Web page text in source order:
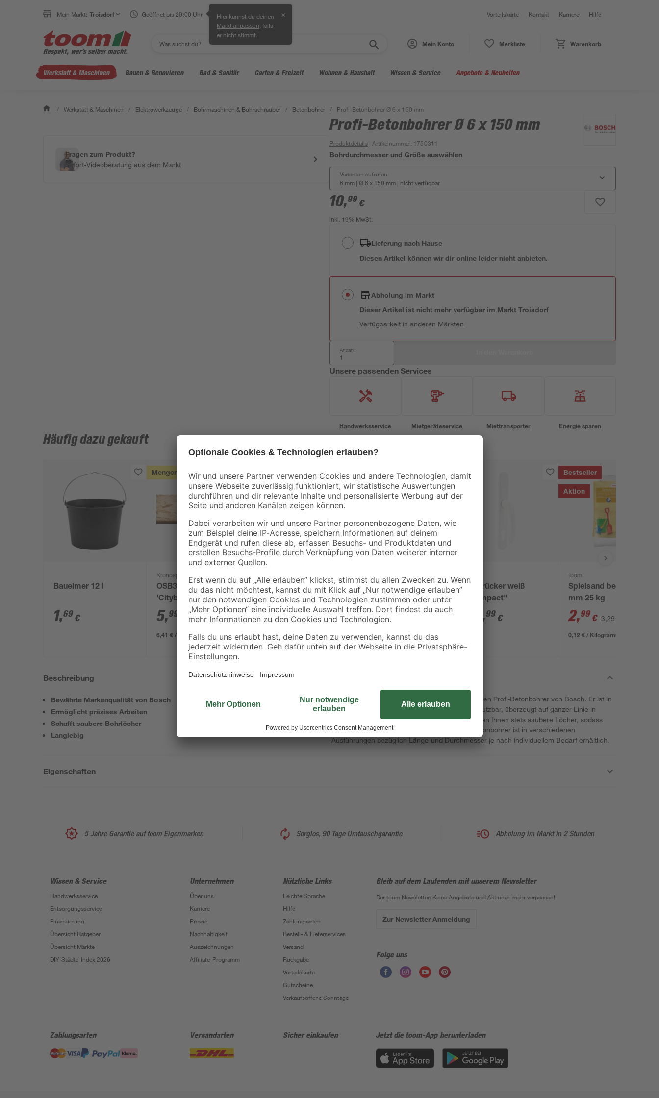
Mein Markt: Troisdorf Geöffnet bis 20:00 Uhr Hier kannst du deinen
Markt anpassen , falls
er nicht stimmt.
✕ Vorteilskarte Kontakt Karriere Hilfe
Mein Konto Merkliste Warenkorb
Werkstatt & Maschinen Bauen & Renovieren Bad & Sanitär Garten & Freizeit Wohnen & Haushalt Wissen & Service Angebote & Neuheiten
/ Werkstatt & Maschinen / Elektrowerkzeuge / Bohrmaschinen & Bohrschrauber / Betonbohrer / Profi-Betonbohrer Ø 6 x 150 mm
Fragen zum Produkt?
Sofort-Videoberatung aus dem Markt
Profi-Betonbohrer Ø 6 x 150 mm
Produktdetails | Artikelnummer: 1750311
Bohrdurchmesser und Größe auswählen
Varianten aufrufen:
6 mm | Ø 6 x 150 mm | nicht verfügbar
10,99 €
inkl. 19% MwSt.
Lieferung nach Hause
Diesen Artikel können wir dir online leider nicht anbieten.
Abholung im Markt
Dieser Artikel ist nicht mehr verfügbar im Markt Troisdorf
Verfügbarkeit in anderen Märkten
Anzahl:
Unsere passenden Services
Handwerksservice Mietgeräteservice Miettransporter Energie sparen
Häufig dazu gekauft
Baueimer 12 l
1,69 €
Mengenrabatt
Kronospan
OSB3-Verlegeplatte
'Cityboard'
ungeschliffen 1690 x
634 x 12 mm
5,99
/ m²
6,41 € / Pack
Mengenrabatt
Bestseller
binderholz
Latte sägerau 2000 x
48 x 24 mm
1,78€
0,89 € / Meter
Montageschaum 500
ml
6,29€
12,58 € / Liter
Türdrücker weiß
"Compact"
,99 €
Bestseller
Aktion
toom
Spielsand beige 0-2
mm 25 kg
2,99 € 3,29 €
0,12 € / Kilogramm
Beschreibung
Bewährte Markenqualität von Bosch
Ermöglicht präzises Arbeiten
Schafft saubere Bohrlöcher
Langlebig
Für präzise Bohrlöcher in Beton empfehlen wir den Profi-Betonbohrer von Bosch. Er ist in
bewährter Markenqualität entsprechend lange nutzbar, überzeugt auf ganzer Linie in
puncto Funktionalität und Stabilität. Damit gelingen Ihnen stets saubere Löcher, sodass
Ihre Bauprojekte schnell vorankommen. Der Betonbohrer ist in verschiedenen
Ausführungen bezüglich Länge und Durchmesser je nach individuellem Bedarf erhältlich.
Eigenschaften
5 Jahre Garantie auf toom Eigenmarken Sorglos, 90 Tage Umtauschgarantie Abholung im Markt in 2 Stunden
Wissen & Service
Handwerksservice
Entsorgungsservice
Finanzierung
Übersicht Ratgeber
Übersicht Märkte
DIY-Städte-Index 2026
Unternehmen
Über uns
Karriere
Presse
Nachhaltigkeit
Auszeichnungen
Affiliate-Programm
Nützliche Links
Leichte Sprache
Hilfe
Zahlungsarten
Bestell- & Lieferservices
Versand
Rückgabe
Vorteilskarte
Gutscheine
Verkaufsoffene Sonntage
Bleib auf dem Laufenden mit unserem Newsletter
Der toom Newsletter: Keine Angebote und Aktionen mehr verpassen!
Zur Newsletter Anmeldung
Folge uns
Zahlungsarten Versandarten Sicher einkaufen Jetzt die toom-App herunterladen